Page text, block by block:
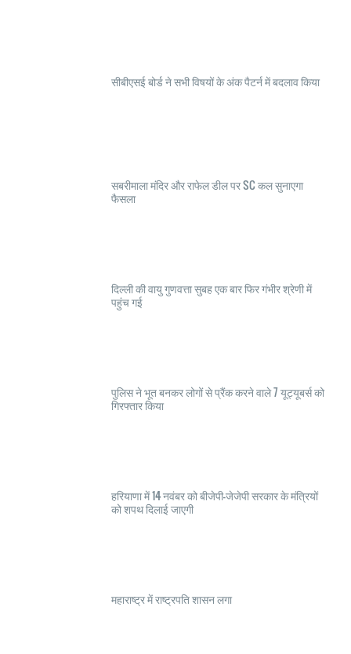
सीबीएसई बोर्ड ने सभी विषयों के अंक पैटर्न में बदलाव किया
सबरीमाला मंदिर और राफेल डील पर SC कल सुनाएगा
फैसला
दिल्ली की वायु गुणवत्ता सुबह एक बार फिर गंभीर श्रेणी में
पहुंच गई
पुलिस ने भूत बनकर लोगों से प्रैंक करने वाले 7 यूट्यूबर्स को
गिरफ्तार किया
हरियाणा में 14 नवंबर को बीजेपी-जेजेपी सरकार के मंत्रियों
को शपथ दिलाई जाएगी
महाराष्ट्र में राष्ट्रपति शासन लगा